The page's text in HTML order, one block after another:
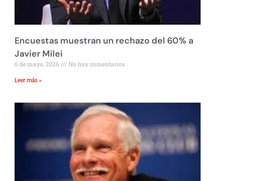
Encuestas muestran un rechazo del 60% a
Javier Milei
6 de mayo, 2026 No hay comentarios
Leer más »